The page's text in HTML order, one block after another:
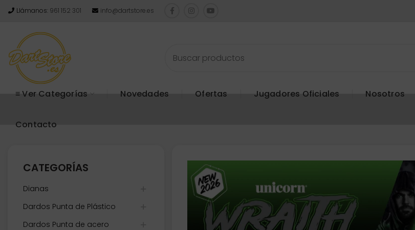
Llámanos: 961 152 301 info@dartstore.es
≡ Ver Categorías Novedades Ofertas Jugadores Oficiales Nosotros
Contacto
CATEGORÍAS
Dianas
Dardos Punta de Plástico
Dardos Punta de acero